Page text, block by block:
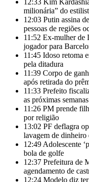
12:33 Kim
milionária” do
12:03 Putin assina
pessoas de regiões
11:52 Ex-mulher de
jogador para
11:45 Idoso retoma
pela ditadura
11:39 Corpo de
após retirada do
11:33 Prefeito
as próximas semanas
11:26 PM prende
por religião
13:02 PF deflagra
lavagem de dinheiro
12:49 Adolescente
bola de golfe
12:37 Prefeitura de
agendamento de
12:24 Modelo diz